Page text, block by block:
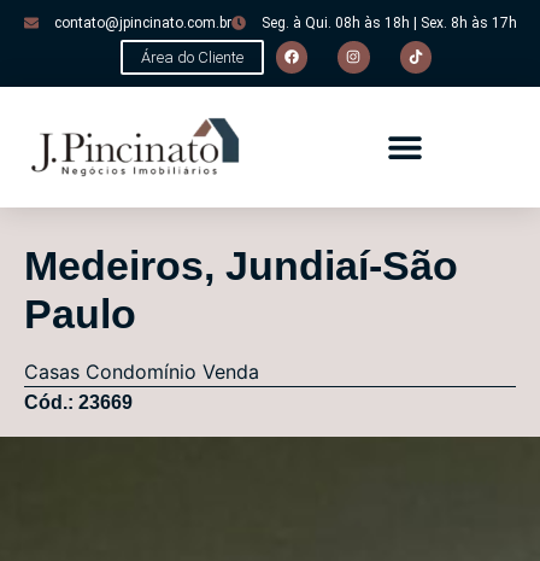
contato@jpincinato.com.br Seg. à Qui. 08h às 18h | Sex. 8h às 17h
Área do Cliente
Medeiros, Jundiaí-São
Paulo
Casas Condomínio Venda
Cód.: 23669